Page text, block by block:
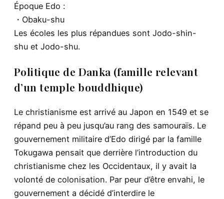
Époque Edo :
・Obaku-shu
Les écoles les plus répandues sont Jodo-shin-
shu et Jodo-shu.
Politique de Danka (famille relevant
d’un temple bouddhique)
Le christianisme est arrivé au Japon en 1549 et se
répand peu à peu jusqu’au rang des samouraïs. Le
gouvernement militaire d’Edo dirigé par la famille
Tokugawa pensait que derrière l’introduction du
christianisme chez les Occidentaux, il y avait la
volonté de colonisation. Par peur d’être envahi, le
gouvernement a décidé d’interdire le